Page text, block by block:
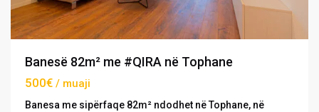
Banesë 82m² me #QIRA në Tophane
500€ / muaji
Banesa me sipërfaqe 82m² ndodhet në Tophane, në